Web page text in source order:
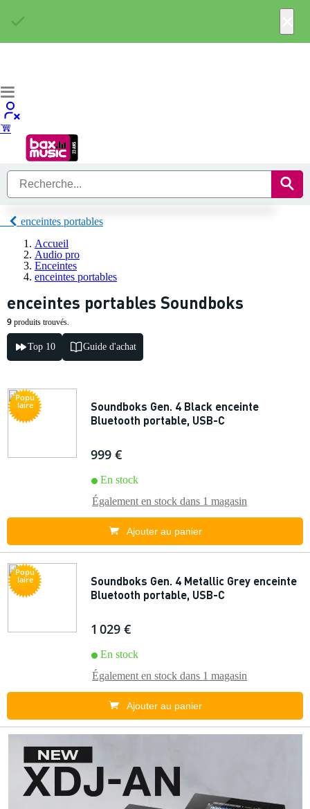
enceintes portables
Accueil
Audio pro
Enceintes
enceintes portables
enceintes portables Soundboks
9 produits trouvés.
Top 10 Guide d'achat
Popu
laire
Soundboks Gen. 4 Black enceinte
Bluetooth portable, USB-C
999 €
En stock
Également en stock dans 1 magasin
Ajouter au panier
Popu
laire
Soundboks Gen. 4 Metallic Grey enceinte
Bluetooth portable, USB-C
1 029 €
En stock
Également en stock dans 1 magasin
Ajouter au panier